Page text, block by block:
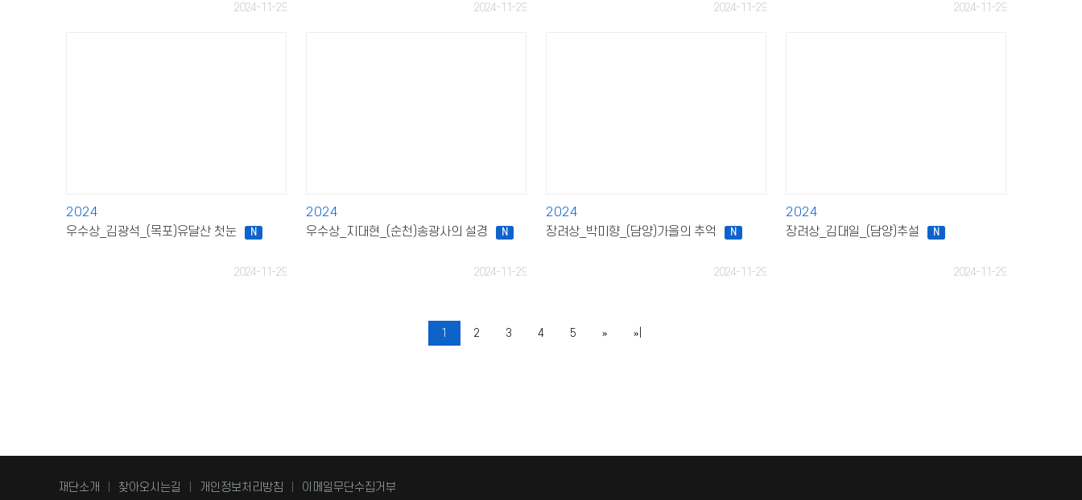
2024-11-29 2024-11-29 2024-11-29 2024-11-29
2024
우수상_김광석_(목포)유달산 첫눈
N
2024-11-29
2024
우수상_지대현_(순천)송광사의 설경
N
2024-11-29
2024
장려상_박미향_(담양)가을의 추억
N
2024-11-29
2024
장려상_김대일_(담양)추설
N
2024-11-29
1 2 3 4 5 » »|
재단소개 찾아오시는길 개인정보처리방침 이메일무단수집거부